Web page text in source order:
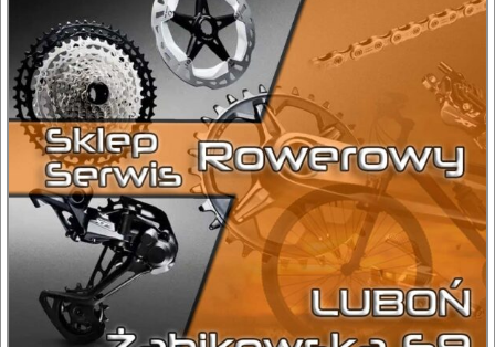
Lassie 1S 20 10″ Girl
Dziecięce
749,00zł